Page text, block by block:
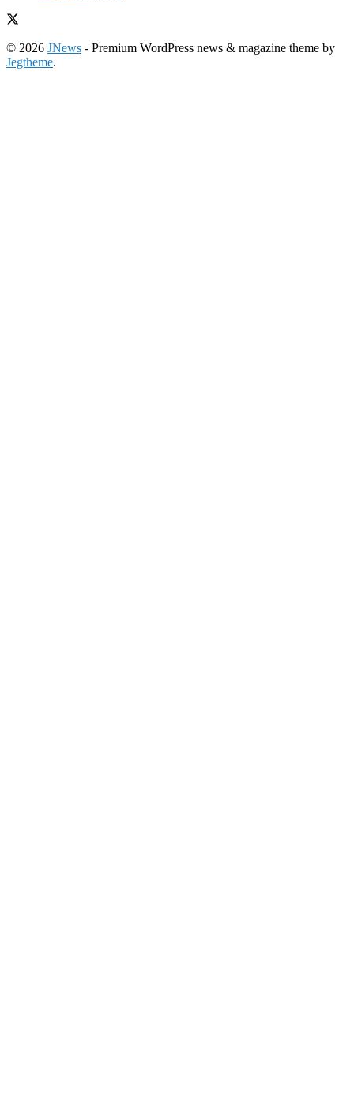
© 2026 JNews - Premium WordPress news & magazine theme by
Jegtheme.